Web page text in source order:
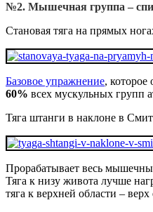
№2. Мышечная группа –
Становая тяга на прямых
Базовое упражнение, которое
60% всех мускульных групп
Тяга штанги в наклоне в
Прорабатывает весь
Тяга к низу живота лучше
тяга к верхней области –